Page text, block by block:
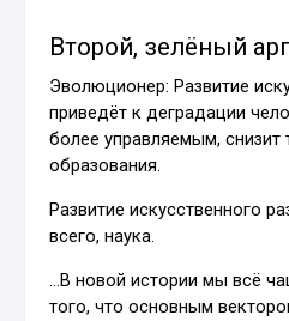
Второй, зелёный
Эволюционер: Развитие
приведёт к деградации
более управляемым, снизит
образования.
Развитие искусственного
всего, наука.
…В новой истории мы всё
того, что основным